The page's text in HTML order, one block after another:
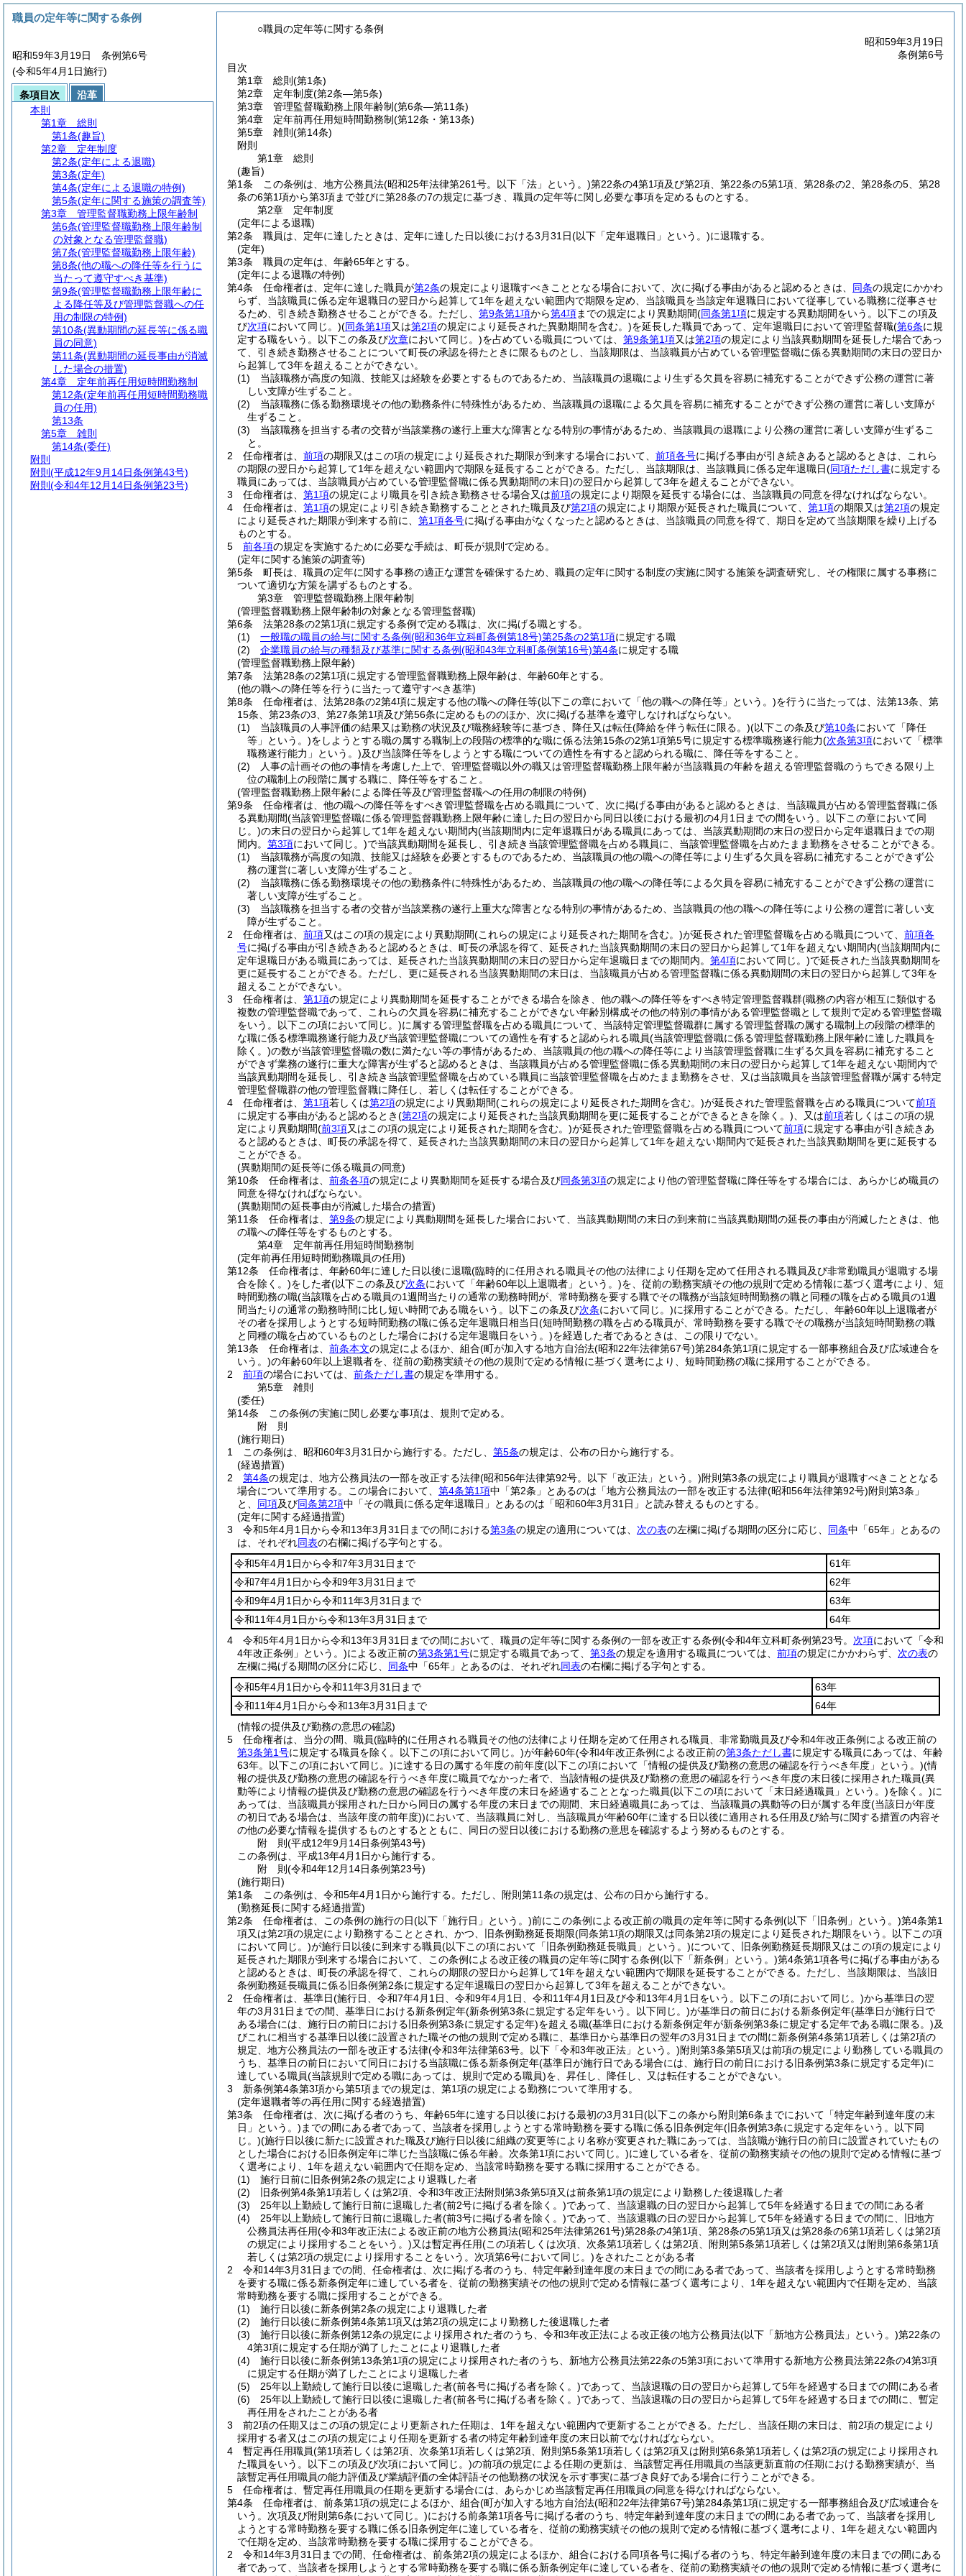
○職員の定年等に関する条例
昭和59年3月19日
条例第6号
目次
第1章
総則 (第1条)
第2章
定年制度(第2条―第5条)
第3章
管理監督職勤務上限年齢制(第6条―第11条)
第4章
定年前再任用短時間勤務制(第12条・第13条)
第5章
雑則 (第14条)
附則
第1章
総則
(趣旨)
第1条
この条例は、地方公務員法(昭和25年法律第261号。以下「法」という。)第22条の4第1項及び第2項、第22条の5第1項、第28条の2、第28条の5、第28
条の6第1項から第3項まで並びに第28条の7の規定に基づき、職員の定年等に関し必要な事項を定めるものとする。
第2章
定年制度
(定年による退職)
第2条
職員は、定年に達したときは、定年に達した日以後における3月31日(以下「定年退職日」という。)に退職する。
(定年)
第3条
職員の定年は、年齢65年とする。
(定年による退職の特例)
第4条
任命権者は、定年に達した職員が第2条の規定により退職すべきこととなる場合において、次に掲げる事由があると認めるときは、 同条の規定にかかわ
らず、当該職員に係る定年退職日の翌日から起算して1年を超えない範囲内で期限を定め、当該職員を当該定年退職日において従事している職務に従事させ
るため、引き続き勤務させることができる。 ただし、 第9条第1項から第4項までの規定により異動期間(同条第1項に規定する異動期間をいう。以下この項及
び次項において同じ。)(同条第1項又は第2項の規定により延長された異動期間を含む。)を延長した職員であって、定年退職日において管理監督職(第6条に規
定する職をいう。以下この条及び次章において同じ。)を占めている職員については、 第9条第1項又は第2項の規定により当該異動期間を延長した場合であっ
て、引き続き勤務させることについて町長の承認を得たときに限るものとし、当該期限は、当該職員が占めている管理監督職に係る異動期間の末日の翌日か
ら起算して3年を超えることができない。
(1)
当該職務が高度の知識、技能又は経験を必要とするものであるため、当該職員の退職により生ずる欠員を容易に補充することができず公務の運営に著
しい支障が生ずること。
(2)
当該職務に係る勤務環境その他の勤務条件に特殊性があるため、当該職員の退職による欠員を容易に補充することができず公務の運営に著しい支障が
生ずること。
(3)
当該職務を担当する者の交替が当該業務の遂行上重大な障害となる特別の事情があるため、当該職員の退職により公務の運営に著しい支障が生ずるこ
と。
2
任命権者は、 前項の期限又はこの項の規定により延長された期限が到来する場合において、 前項各号に掲げる事由が引き続きあると認めるときは、これら
の期限の翌日から起算して1年を超えない範囲内で期限を延長することができる。 ただし、当該期限は、当該職員に係る定年退職日(同項ただし書に規定する
職員にあっては、当該職員が占めている管理監督職に係る異動期間の末日)の翌日から起算して3年を超えることができない。
3
任命権者は、 第1項の規定により職員を引き続き勤務させる場合又は前項の規定により期限を延長する場合には、当該職員の同意を得なければならない。
4
任命権者は、 第1項の規定により引き続き勤務することとされた職員及び第2項の規定により期限が延長された職員について、 第1項の期限又は第2項の規定
により延長された期限が到来する前に、 第1項各号に掲げる事由がなくなったと認めるときは、当該職員の同意を得て、期日を定めて当該期限を繰り上げる
ものとする。
5
前各項の規定を実施するために必要な手続は、町長が規則で定める。
(定年に関する施策の調査等)
第5条
町長は、職員の定年に関する事務の適正な運営を確保するため、職員の定年に関する制度の実施に関する施策を調査研究し、その権限に属する事務に
ついて適切な方策を講ずるものとする。
第3章
管理監督職勤務上限年齢制
(管理監督職勤務上限年齢制の対象となる管理監督職)
第6条
法第28条の2第1項に規定する条例で定める職は、次に掲げる職とする。
(1)
一般職の職員の給与に関する条例(昭和36年立科町条例第18号)第25条の2第1項に規定する職
(2)
企業職員の給与の種類及び基準に関する条例(昭和43年立科町条例第16号)第4条に規定する職
(管理監督職勤務上限年齢)
第7条
法第28条の2第1項に規定する管理監督職勤務上限年齢は、年齢60年とする。
(他の職への降任等を行うに当たって遵守すべき基準)
第8条
任命権者は、法第28条の2第4項に規定する他の職への降任等(以下この章において「他の職への降任等」という。)を行うに当たっては、法第13条、第
15条、第23条の3、第27条第1項及び第56条に定めるもののほか、次に掲げる基準を遵守しなければならない。
(1)
当該職員の人事評価の結果又は勤務の状況及び職務経験等に基づき、降任又は転任(降給を伴う転任に限る。)(以下この条及び第10条において「降任
等」という。)をしようとする職の属する職制上の段階の標準的な職に係る法第15条の2第1項第5号に規定する標準職務遂行能力(次条第3項において「標準
職務遂行能力」という。)及び当該降任等をしようとする職についての適性を有すると認められる職に、降任等をすること。
(2)
人事の計画その他の事情を考慮した上で、管理監督職以外の職又は管理監督職勤務上限年齢が当該職員の年齢を超える管理監督職のうちできる限り上
位の職制上の段階に属する職に、降任等をすること。
(管理監督職勤務上限年齢による降任等及び管理監督職への任用の制限の特例)
第9条
任命権者は、他の職への降任等をすべき管理監督職を占める職員について、次に掲げる事由があると認めるときは、当該職員が占める管理監督職に係
る異動期間(当該管理監督職に係る管理監督職勤務上限年齢に達した日の翌日から同日以後における最初の4月1日までの間をいう。以下この章において同
じ。)の末日の翌日から起算して1年を超えない期間内(当該期間内に定年退職日がある職員にあっては、当該異動期間の末日の翌日から定年退職日までの期
間内。 第3項において同じ。)で当該異動期間を延長し、引き続き当該管理監督職を占める職員に、当該管理監督職を占めたまま勤務をさせることができる。
(1)
当該職務が高度の知識、技能又は経験を必要とするものであるため、当該職員の他の職への降任等により生ずる欠員を容易に補充することができず公
務の運営に著しい支障が生ずること。
(2)
当該職務に係る勤務環境その他の勤務条件に特殊性があるため、当該職員の他の職への降任等による欠員を容易に補充することができず公務の運営に
著しい支障が生ずること。
(3)
当該職務を担当する者の交替が当該業務の遂行上重大な障害となる特別の事情があるため、当該職員の他の職への降任等により公務の運営に著しい支
障が生ずること。
2
任命権者は、 前項又はこの項の規定により異動期間(これらの規定により延長された期間を含む。)が延長された管理監督職を占める職員について、 前項各
号に掲げる事由が引き続きあると認めるときは、町長の承認を得て、延長された当該異動期間の末日の翌日から起算して1年を超えない期間内(当該期間内に
定年退職日がある職員にあっては、延長された当該異動期間の末日の翌日から定年退職日までの期間内。 第4項において同じ。)で延長された当該異動期間を
更に延長することができる。 ただし、更に延長される当該異動期間の末日は、当該職員が占める管理監督職に係る異動期間の末日の翌日から起算して3年を
超えることができない。
3
任命権者は、 第1項の規定により異動期間を延長することができる場合を除き、他の職への降任等をすべき特定管理監督職群(職務の内容が相互に類似する
複数の管理監督職であって、これらの欠員を容易に補充することができない年齢別構成その他の特別の事情がある管理監督職として規則で定める管理監督職
をいう。以下この項において同じ。)に属する管理監督職を占める職員について、当該特定管理監督職群に属する管理監督職の属する職制上の段階の標準的
な職に係る標準職務遂行能力及び当該管理監督職についての適性を有すると認められる職員(当該管理監督職に係る管理監督職勤務上限年齢に達した職員を
除く。)の数が当該管理監督職の数に満たない等の事情があるため、当該職員の他の職への降任等により当該管理監督職に生ずる欠員を容易に補充すること
ができず業務の遂行に重大な障害が生ずると認めるときは、当該職員が占める管理監督職に係る異動期間の末日の翌日から起算して1年を超えない期間内で
当該異動期間を延長し、引き続き当該管理監督職を占めている職員に当該管理監督職を占めたまま勤務をさせ、又は当該職員を当該管理監督職が属する特定
管理監督職群の他の管理監督職に降任し、若しくは転任することができる。
4
任命権者は、 第1項若しくは第2項の規定により異動期間(これらの規定により延長された期間を含む。)が延長された管理監督職を占める職員について前項
に規定する事由があると認めるとき(第2項の規定により延長された当該異動期間を更に延長することができるときを除く。) 、又は前項若しくはこの項の規
定により異動期間(前3項又はこの項の規定により延長された期間を含む。)が延長された管理監督職を占める職員について前項に規定する事由が引き続きあ
ると認めるときは、町長の承認を得て、延長された当該異動期間の末日の翌日から起算して1年を超えない期間内で延長された当該異動期間を更に延長する
ことができる。
(異動期間の延長等に係る職員の同意)
第10条
任命権者は、 前条各項の規定により異動期間を延長する場合及び同条第3項の規定により他の管理監督職に降任等をする場合には、あらかじめ職員の
同意を得なければならない。
(異動期間の延長事由が消滅した場合の措置)
第11条
任命権者は、 第9条の規定により異動期間を延長した場合において、当該異動期間の末日の到来前に当該異動期間の延長の事由が消滅したときは、他
の職への降任等をするものとする。
第4章
定年前再任用短時間勤務制
(定年前再任用短時間勤務職員の任用)
第12条
任命権者は、年齢60年に達した日以後に退職(臨時的に任用される職員その他の法律により任期を定めて任用される職員及び非常勤職員が退職する場
合を除く。)をした者(以下この条及び次条において「年齢60年以上退職者」という。)を、従前の勤務実績その他の規則で定める情報に基づく選考により、短
時間勤務の職(当該職を占める職員の1週間当たりの通常の勤務時間が、常時勤務を要する職でその職務が当該短時間勤務の職と同種の職を占める職員の1週
間当たりの通常の勤務時間に比し短い時間である職をいう。以下この条及び次条において同じ。)に採用することができる。 ただし、年齢60年以上退職者が
その者を採用しようとする短時間勤務の職に係る定年退職日相当日(短時間勤務の職を占める職員が、常時勤務を要する職でその職務が当該短時間勤務の職
と同種の職を占めているものとした場合における定年退職日をいう。)を経過した者であるときは、この限りでない。
第13条
任命権者は、 前条本文の規定によるほか、組合(町が加入する地方自治法(昭和22年法律第67号)第284条第1項に規定する一部事務組合及び広域連合を
いう。)の年齢60年以上退職者を、従前の勤務実績その他の規則で定める情報に基づく選考により、短時間勤務の職に採用することができる。
2
前項の場合においては、 前条ただし書の規定を準用する。
第5章
雑則
(委任)
第14条
この条例の実施に関し必要な事項は、規則で定める。
附 則
(施行期日)
1
この条例は、昭和60年3月31日から施行する。 ただし、 第5条の規定は、公布の日から施行する。
(経過措置)
2
第4条の規定は、地方公務員法の一部を改正する法律(昭和56年法律第92号。以下「改正法」という。)附則第3条の規定により職員が退職すべきこととなる
場合について準用する。
この場合において、 第4条第1項中「第2条」とあるのは「地方公務員法の一部を改正する法律(昭和56年法律第92号)附則第3条」
と、 同項及び同条第2項中「その職員に係る定年退職日」とあるのは「昭和60年3月31日」と読み替えるものとする。
(定年に関する経過措置)
3
令和5年4月1日から令和13年3月31日までの間における第3条の規定の適用については、 次の表の左欄に掲げる期間の区分に応じ、 同条中「65年」とあるの
は、それぞれ同表の右欄に掲げる字句とする。
令和5年4月1日から令和7年3月31日まで
61年
令和7年4月1日から令和9年3月31日まで
62年
令和9年4月1日から令和11年3月31日まで
63年
令和11年4月1日から令和13年3月31日まで
64年
4
令和5年4月1日から令和13年3月31日までの間において、職員の定年等に関する条例の一部を改正する条例(令和4年立科町条例第23号。 次項において「令和
4年改正条例」という。)による改正前の第3条第1号に規定する職員であって、 第3条の規定を適用する職員については、 前項の規定にかかわらず、 次の表の
左欄に掲げる期間の区分に応じ、 同条中「65年」とあるのは、それぞれ同表の右欄に掲げる字句とする。
令和5年4月1日から令和11年3月31日まで
63年
令和11年4月1日から令和13年3月31日まで
64年
(情報の提供及び勤務の意思の確認)
5
任命権者は、当分の間、職員(臨時的に任用される職員その他の法律により任期を定めて任用される職員、非常勤職員及び令和4年改正条例による改正前の
第3条第1号に規定する職員を除く。以下この項において同じ。)が年齢60年(令和4年改正条例による改正前の第3条ただし書に規定する職員にあっては、年齢
63年。以下この項において同じ。)に達する日の属する年度の前年度(以下この項において「情報の提供及び勤務の意思の確認を行うべき年度」という。)(情
報の提供及び勤務の意思の確認を行うべき年度に職員でなかった者で、当該情報の提供及び勤務の意思の確認を行うべき年度の末日後に採用された職員(異
動等により情報の提供及び勤務の意思の確認を行うべき年度の末日を経過することとなった職員(以下この項において「末日経過職員」という。)を除く。)に
あっては、当該職員が採用された日から同日の属する年度の末日までの期間、末日経過職員にあっては、当該職員の異動等の日が属する年度(当該日が年度
の初日である場合は、当該年度の前年度))において、当該職員に対し、当該職員が年齢60年に達する日以後に適用される任用及び給与に関する措置の内容そ
の他の必要な情報を提供するものとするとともに、同日の翌日以後における勤務の意思を確認するよう努めるものとする。
附 則(平成12年9月14日条例第43号)
この条例は、平成13年4月1日から施行する。
附 則(令和4年12月14日条例第23号)
(施行期日)
第1条
この条例は、令和5年4月1日から施行する。 ただし、附則第11条の規定は、公布の日から施行する。
(勤務延長に関する経過措置)
第2条
任命権者は、この条例の施行の日(以下「施行日」という。)前にこの条例による改正前の職員の定年等に関する条例(以下「旧条例」という。)第4条第1
項又は第2項の規定により勤務することとされ、かつ、旧条例勤務延長期限(同条第1項の期限又は同条第2項の規定により延長された期限をいう。以下この項
において同じ。)が施行日以後に到来する職員(以下この項において「旧条例勤務延長職員」という。)について、旧条例勤務延長期限又はこの項の規定により
延長された期限が到来する場合において、この条例による改正後の職員の定年等に関する条例(以下「新条例」という。)第4条第1項各号に掲げる事由がある
と認めるときは、町長の承認を得て、これらの期限の翌日から起算して1年を超えない範囲内で期限を延長することができる。 ただし、当該期限は、当該旧
条例勤務延長職員に係る旧条例第2条に規定する定年退職日の翌日から起算して3年を超えることができない。
2
任命権者は、基準日(施行日、令和7年4月1日、令和9年4月1日、令和11年4月1日及び令和13年4月1日をいう。以下この項において同じ。)から基準日の翌
年の3月31日までの間、基準日における新条例定年(新条例第3条に規定する定年をいう。以下同じ。)が基準日の前日における新条例定年(基準日が施行日で
ある場合には、施行日の前日における旧条例第3条に規定する定年)を超える職(基準日における新条例定年が新条例第3条に規定する定年である職に限る。)及
びこれに相当する基準日以後に設置された職その他の規則で定める職に、基準日から基準日の翌年の3月31日までの間に新条例第4条第1項若しくは第2項の
規定、地方公務員法の一部を改正する法律(令和3年法律第63号。以下「令和3年改正法」という。)附則第3条第5項又は前項の規定により勤務している職員の
うち、基準日の前日において同日における当該職に係る新条例定年(基準日が施行日である場合には、施行日の前日における旧条例第3条に規定する定年)に
達している職員(当該規則で定める職にあっては、規則で定める職員)を、昇任し、降任し、又は転任することができない。
3
新条例第4条第3項から第5項までの規定は、第1項の規定による勤務について準用する。
(定年退職者等の再任用に関する経過措置)
第3条
任命権者は、次に掲げる者のうち、年齢65年に達する日以後における最初の3月31日(以下この条から附則第6条までにおいて「特定年齢到達年度の末
日」という。) までの間にある者であって、当該者を採用しようとする常時勤務を要する職に係る旧条例定年(旧条例第3条に規定する定年をいう。以下同
じ。)(施行日以後に新たに設置された職及び施行日以後に組織の変更等により名称が変更された職にあっては、当該職が施行日の前日に設置されていたもの
とした場合における旧条例定年に準じた当該職に係る年齢。次条第1項において同じ。)に達している者を、従前の勤務実績その他の規則で定める情報に基づ
く選考により、1年を超えない範囲内で任期を定め、当該常時勤務を要する職に採用することができる。
(1)
施行日前に旧条例第2条の規定により退職した者
(2)
旧条例第4条第1項若しくは第2項、令和3年改正法附則第3条第5項又は前条第1項の規定により勤務した後退職した者
(3)
25年以上勤続して施行日前に退職した者(前2号に掲げる者を除く。)であって、当該退職の日の翌日から起算して5年を経過する日までの間にある者
(4)
25年以上勤続して施行日前に退職した者(前3号に掲げる者を除く。)であって、当該退職の日の翌日から起算して5年を経過する日までの間に、旧地方
公務員法再任用(令和3年改正法による改正前の地方公務員法(昭和25年法律第261号)第28条の4第1項、第28条の5第1項又は第28条の6第1項若しくは第2項
の規定により採用することをいう。)又は暫定再任用(この項若しくは次項、次条第1項若しくは第2項、附則第5条第1項若しくは第2項又は附則第6条第1項
若しくは第2項の規定により採用することをいう。次項第6号において同じ。)をされたことがある者
2
令和14年3月31日までの間、任命権者は、次に掲げる者のうち、特定年齢到達年度の末日までの間にある者であって、当該者を採用しようとする常時勤務
を要する職に係る新条例定年に達している者を、従前の勤務実績その他の規則で定める情報に基づく選考により、1年を超えない範囲内で任期を定め、当該
常時勤務を要する職に採用することができる。
(1)
施行日以後に新条例第2条の規定により退職した者
(2)
施行日以後に新条例第4条第1項又は第2項の規定により勤務した後退職した者
(3)
施行日以後に新条例第12条の規定により採用された者のうち、令和3年改正法による改正後の地方公務員法(以下「新地方公務員法」という。)第22条の
4第3項に規定する任期が満了したことにより退職した者
(4)
施行日以後に新条例第13条第1項の規定により採用された者のうち、新地方公務員法第22条の5第3項において準用する新地方公務員法第22条の4第3項
に規定する任期が満了したことにより退職した者
(5)
25年以上勤続して施行日以後に退職した者(前各号に掲げる者を除く。)であって、当該退職の日の翌日から起算して5年を経過する日までの間にある者
(6)
25年以上勤続して施行日以後に退職した者(前各号に掲げる者を除く。)であって、当該退職の日の翌日から起算して5年を経過する日までの間に、暫定
再任用をされたことがある者
3
前2項の任期又はこの項の規定により更新された任期は、1年を超えない範囲内で更新することができる。 ただし、当該任期の末日は、前2項の規定により
採用する者又はこの項の規定により任期を更新する者の特定年齢到達年度の末日以前でなければならない。
4
暫定再任用職員(第1項若しくは第2項、次条第1項若しくは第2項、附則第5条第1項若しくは第2項又は附則第6条第1項若しくは第2項の規定により採用され
た職員をいう。以下この項及び次項において同じ。)の前項の規定による任期の更新は、当該暫定再任用職員の当該更新直前の任期における勤務実績が、当
該暫定再任用職員の能力評価及び業績評価の全体評語その他勤務の状況を示す事実に基づき良好である場合に行うことができる。
5
任命権者は、暫定再任用職員の任期を更新する場合には、あらかじめ当該暫定再任用職員の同意を得なければならない。
第4条
任命権者は、前条第1項の規定によるほか、組合(町が加入する地方自治法(昭和22年法律第67号)第284条第1項に規定する一部事務組合及び広域連合を
いう。次項及び附則第6条において同じ。)における前条第1項各号に掲げる者のうち、特定年齢到達年度の末日までの間にある者であって、当該者を採用し
ようとする常時勤務を要する職に係る旧条例定年に達している者を、従前の勤務実績その他の規則で定める情報に基づく選考により、1年を超えない範囲内
で任期を定め、当該常時勤務を要する職に採用することができる。
2
令和14年3月31日までの間、任命権者は、前条第2項の規定によるほか、組合における同項各号に掲げる者のうち、特定年齢到達年度の末日までの間にある
者であって、当該者を採用しようとする常時勤務を要する職に係る新条例定年に達している者を、従前の勤務実績その他の規則で定める情報に基づく選考に
職員の定年等に関する条例
昭和59年3月19日 条例第6号
(令和5年4月1日施行)
条項目次
沿革
本則
第1章
総則
第1条(趣旨)
第2章
定年制度
第2条(定年による退職)
第3条(定年)
第4条(定年による退職の特例)
第5条(定年に関する施策の調査等)
第3章
管理監督職勤務上限年齢制
第6条(管理監督職勤務上限年齢制
の対象となる管理監督職)
第7条(管理監督職勤務上限年齢)
第8条(他の職への降任等を行うに
当たって遵守すべき基準)
第9条(管理監督職勤務上限年齢に
よる降任等及び管理監督職への任
用の制限の特例)
第10条(異動期間の延長等に係る職
員の同意)
第11条(異動期間の延長事由が消滅
した場合の措置)
第4章
定年前再任用短時間勤務制
第12条(定年前再任用短時間勤務職
員の任用)
第13条
第5章
雑則
第14条(委任)
附則
附則 (平成12年9月14日条例第43号)
附則 (令和4年12月14日条例第23号)